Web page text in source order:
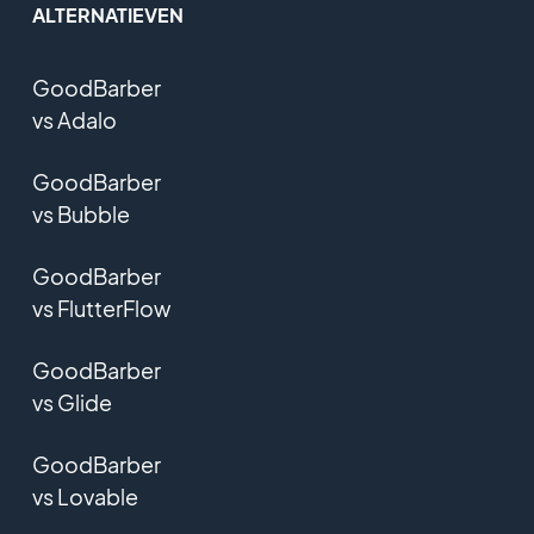
ALTERNATIEVEN
GoodBarber
vs Adalo
GoodBarber
vs Bubble
GoodBarber
vs FlutterFlow
GoodBarber
vs Glide
GoodBarber
vs Lovable